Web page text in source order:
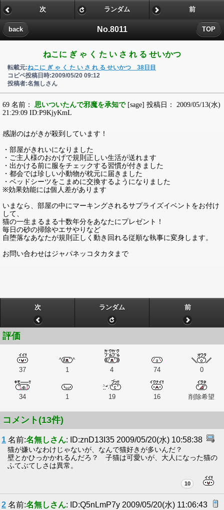
No.8011
back TOP
次 ランダム 前
ねこに ぎ ゃ く た い さ れ る せいかつ
転載元:ねこに ぎ ゃ く た い さ れ る せいかつ 38日目
コピペ投稿日時:2009/05/20 09:12
投稿者:名無しさん
69 名前： 思いついたんで邪魔を承知で[sage] 投稿日： 2009/05/13(水)
21:29:09 ID:P9KjyKmL
感謝のはがきが殺到しています！
・部屋がきれいになりました
・ご主人様のおかげで規則正しい生活が送れます
・出かける前に服をチェックする習慣が付きました
・都会では珍しい小動物が枕元に届きました
・ベッドシーツをこまめに交換するようになりました
※効果効能には個人差があります
いまなら、部屋の中にマーキングされるサプライズイベントをお付け
して、
猫の一生まるまる十数年分をあなたにプレゼント！
毎日の砂の掃除やエサやりなど
自堕落なあなたが規則正しく動き回れる従順な執事に変身します。
お問い合わせはジャパネッコタカタまで
次 ランダム 前
評価
37 1 4 74 0
34 1 19 16 削除希望
コメント(13件)
1 名前:名無しさん: ID:znD13I35 2009/05/20(水) 10:58:38
猫が嫌いなわけじゃないが、なんで猫好きが多いんだ？
壁とかひっかかれるんだろ？ 子猫は可愛いが、大人になった猫の
ふてぶてしさは異常。
10
2 名前:名無しさん: ID:Q5nLmP7y 2009/05/20(水) 11:06:43